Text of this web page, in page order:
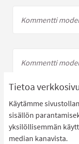
Tietoa
Käytämme
sisällön
yksilöllisemmän
median kanavista.
Kommentti
Kommentti
Kommentti